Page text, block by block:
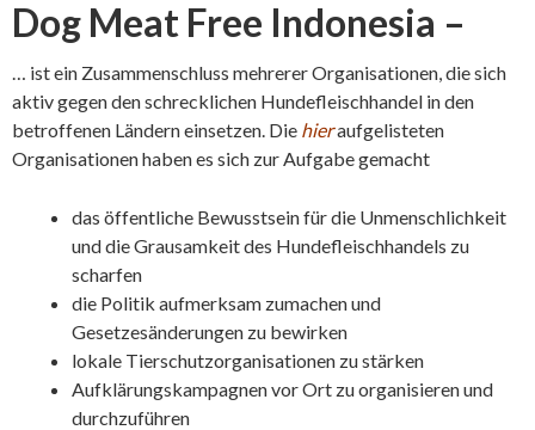
Dog Meat Free Indonesia –
… ist ein Zusammenschluss mehrerer Organisationen, die sich
aktiv gegen den schrecklichen Hundefleischhandel in den
betroffenen Ländern einsetzen. Die hieraufgelisteten
Organisationen haben es sich zur Aufgabe gemacht
das öffentliche Bewusstsein für die Unmenschlichkeit
und die Grausamkeit des Hundefleischhandels zu
scharfen
die Politik aufmerksam zumachen und
Gesetzesänderungen zu bewirken
lokale Tierschutzorganisationen zu stärken
Aufklärungskampagnen vor Ort zu organisieren und
durchzuführen